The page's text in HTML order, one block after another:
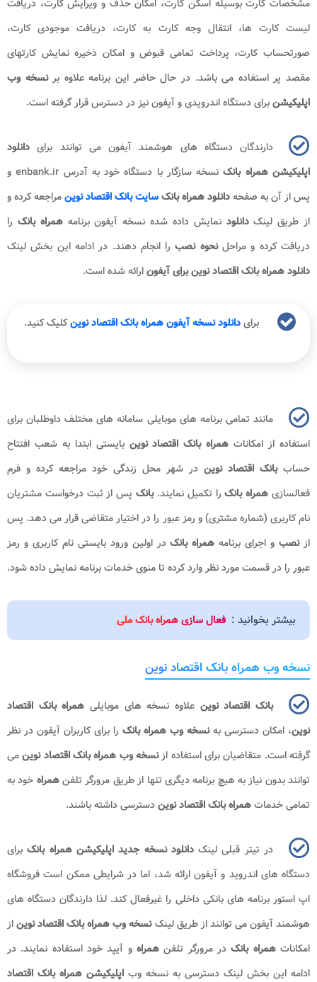
مشخصات کارت بوسیله اسکن کارت، امکان حذف و ویرایش کارت، دریافت
لیست کارت ‌ها، انتقال وجه کارت به کارت، دریافت موجودی کارت،
صورتحساب کارت، پرداخت تمامی قبوض و امکان ذخیره نمایش کارتهای
مقصد پر استفاده می باشد. در حال حاضر این برنامه علاوه برنسخه وب
اپلیکیشنبرای دستگاه اندرویدی و آیفون نیز در دسترس قرار گرفته است.
دارندگان دستگاه های هوشمند آیفون می توانند برای دانلود
اپلیکیشن همراه بانک نسخه سازگار با دستگاه خود به آدرس enbank.irو
پس از آن به صفحهدانلود همراه بانکسایت بانک اقتصاد نوینمراجعه کرده و
از طریق لینکدانلودنمایش داده شده نسخه آیفون برنامههمراه بانک را
دریافت کرده و مراحلنحوه نصبرا انجام دهند. در ادامه این بخش لینک
دانلود همراه بانک اقتصاد نوین برای آیفونارائه شده است.
برایدانلود نسخه آیفون همراه بانک اقتصاد نوینکلیک کنید.
مانند تمامی برنامه های موبایلی سامانه های مختلف داوطلبان برای
استفاده از امکانات همراه بانک اقتصاد نوین بایستی ابتدا به شعب افتتاح
حساببانک اقتصاد نوین در شهر محل زندگی خود مراجعه کرده و فرم
فعالسازی همراه بانکرا تکمیل نمایند.بانک پس از ثبت درخواست مشتریان
نام کاربری (شماره مشتری) و رمز عبور را در اختیار متقاضی قرار می دهد. پس
ازنصب و اجرای برنامههمراه بانکدر اولین ورود بایستی نام کاربری و رمز
عبور را در قسمت مورد نظر وارد کرده تا منوی خدمات برنامه نمایش داده شود.
بیشتر بخوانید : فعال سازی همراه بانک ملی
نسخه وب همراه بانک اقتصاد نوین
بانک اقتصاد نوین علاوه نسخه های موبایلی همراه بانک اقتصاد
نوین، امکان دسترسی بهنسخه وب همراه بانک را برای کاربران آیفون در نظر
گرفته است. متقاضیان برای استفاده ازنسخه وب همراه بانک اقتصاد نوینمی
توانند بدون نیاز به هیچ برنامه دیگری تنها از طریق مرورگر تلفنهمراه خود به
تمامی خدماتهمراه بانک اقتصاد نویندسترسی داشته باشند.
در تیتر قبلی لینکدانلود نسخه جدید اپلیکیشن همراه بانک برای
دستگاه های اندروید و آیفون ارائه شد، اما در شرایطی ممکن است فروشگاه
اپ استور برنامه های بانکی داخلی را غیرفعال کند. لذا دارندگان دستگاه های
هوشمند آیفون می توانند از طریق لینکنسخه وب همراه بانک اقتصاد نویناز
امکاناتهمراه بانک در مرورگر تلفن همراهو آیپد خود استفاده نمایند. در
ادامه این بخش لینک دسترسی به نسخه وب اپلیکیشن همراه بانک اقتصاد